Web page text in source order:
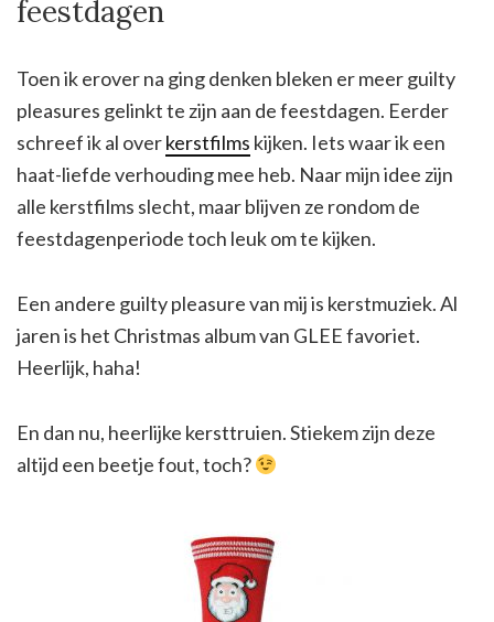
feestdagen
Toen ik erover na ging denken bleken er meer guilty
pleasures gelinkt te zijn aan de feestdagen. Eerder
schreef ik al overkerstfilms kijken. Iets waar ik een
haat-liefde verhouding mee heb. Naar mijn idee zijn
alle kerstfilms slecht, maar blijven ze rondom de
feestdagenperiode toch leuk om te kijken.
Een andere guilty pleasure van mij is kerstmuziek. Al
jaren is het Christmas album van GLEE favoriet.
Heerlijk, haha!
En dan nu, heerlijke kersttruien. Stiekem zijn deze
altijd een beetje fout, toch?